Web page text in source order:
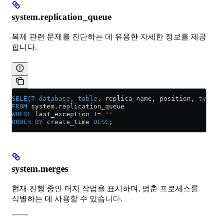
system.replication_queue
복제 관련 문제를 진단하는 데 유용한 자세한 정보를 제공
합니다.
SELECT database , table , replica_name, position, type
FROM system . replication_queue
WHERE last_exception != ''
ORDER BY create_time DESC ;
system.merges
현재 진행 중인 머지 작업을 표시하며, 멈춘 프로세스를
식별하는 데 사용할 수 있습니다.